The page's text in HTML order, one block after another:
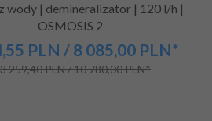
wody | demineralizator | 120 l/h |
OSMOSIS 2
55 PLN/ 8 085,00 PLN*
259,40 PLN / 10 780,00 PLN*